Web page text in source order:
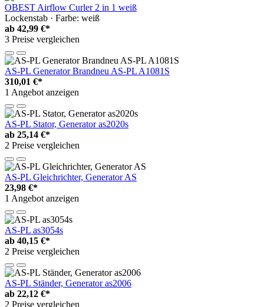
OBEST Airflow Curler 2 in 1 weiß
Lockenstab · Farbe: weiß
ab 42,99 €*
3 Preise vergleichen
AS-PL Generator Brandneu AS-PL A1081S
310,01 €*
1 Angebot anzeigen
AS-PL Stator, Generator as2020s
ab 25,14 €*
2 Preise vergleichen
AS-PL Gleichrichter, Generator AS
23,98 €*
1 Angebot anzeigen
AS-PL as3054s
ab 40,15 €*
2 Preise vergleichen
AS-PL Ständer, Generator as2006
ab 22,12 €*
2 Preise vergleichen